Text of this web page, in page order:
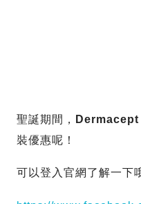
聖誕期間，
裝優惠呢！
可以登入官網了解一下